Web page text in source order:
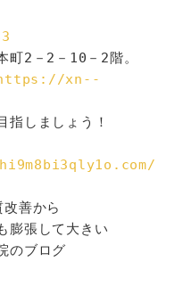
町2－2－10－2階。
xn--
指しましょう！
善から
膨張して大きい
のブログ